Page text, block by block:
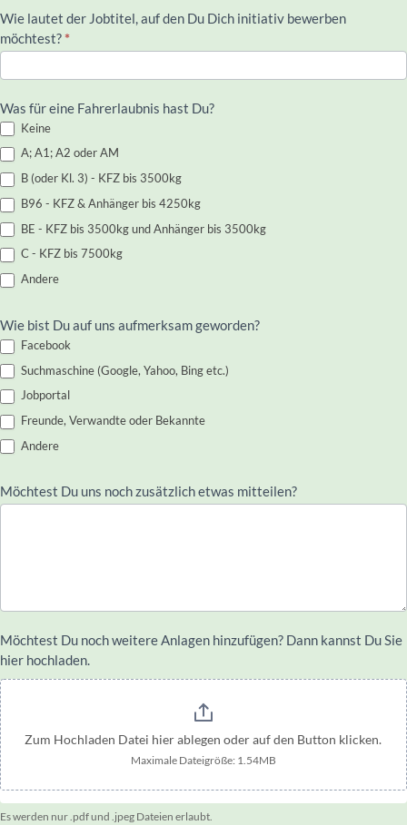
Wie lautet der Jobtitel, auf den Du Dich initiativ bewerben
möchtest?*
Was für eine Fahrerlaubnis hast Du?
Keine
A; A1; A2 oder AM
B (oder Kl. 3) - KFZ bis 3500kg
B96 - KFZ & Anhänger bis 4250kg
BE - KFZ bis 3500kg und Anhänger bis 3500kg
C - KFZ bis 7500kg
Andere
Wie bist Du auf uns aufmerksam geworden?
Facebook
Suchmaschine (Google, Yahoo, Bing etc.)
Jobportal
Freunde, Verwandte oder Bekannte
Andere
Möchtest Du uns noch zusätzlich etwas mitteilen?
Möchtest Du noch weitere Anlagen hinzufügen? Dann kannst Du Sie
hier hochladen.
Zum Hochladen Datei hier ablegen oder auf den Button klicken.
Maximale Dateigröße: 1.54MB
Es werden nur .pdf und .jpeg Dateien erlaubt.